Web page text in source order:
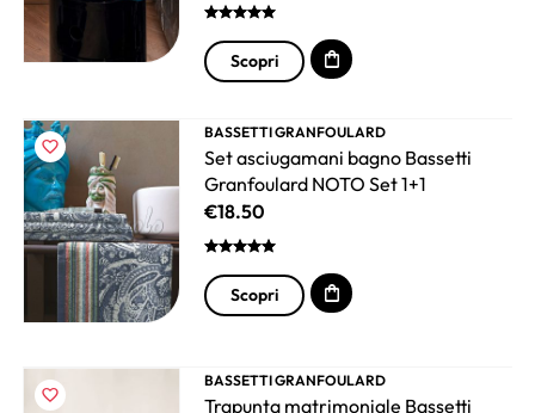
Scopri
BASSETTI GRANFOULARD
Set asciugamani bagno Bassetti
Granfoulard NOTO Set 1+1
€18.50
Scopri
BASSETTI GRANFOULARD
Trapunta matrimoniale Bassetti